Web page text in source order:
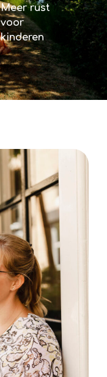
Meer rust
voor
kinderen